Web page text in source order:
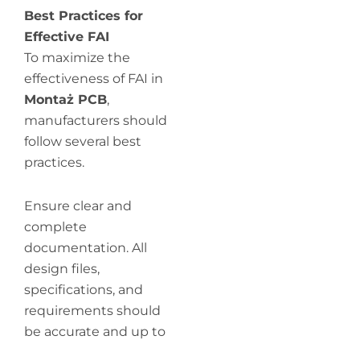
Best Practices for
Effective FAI
To maximize the
effectiveness of FAI in
Montaż PCB,
manufacturers should
follow several best
practices.
Ensure clear and
complete
documentation. All
design files,
specifications, and
requirements should
be accurate and up to